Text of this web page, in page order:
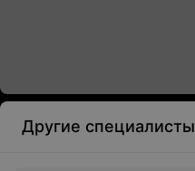
Другие специалисты